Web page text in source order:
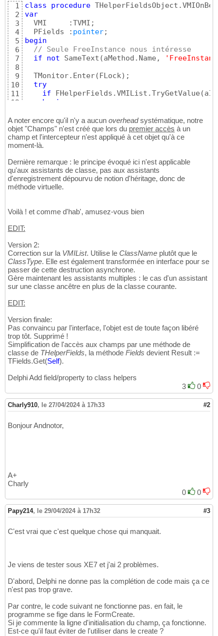
17
18
19
20
21
22
23
24
25
26
27
30
31
32
33
if
not FHelperFields.VMIList.TryGetValue
      VMI.RefCount    :=
VMI.Interceptor :=
VMI.Interceptor.OnBefore :=
end
else inc( VMI.RefCount ) ;
// Liaison entre l'objet et
    VMI.Interceptor.Proxify
finally
    TMonitor.Exit
(FLock );
end
1
2
3
4
5
6
7
8
9
10
11
12
14
15
16
17
19
20
21
22
24
25
26
27
28
29
30
31
32
33
35
37
38
39
40
class procedure
var
  VMI     :TVMI;
  PFields :
pointer
begin
// Seule FreeInstance nous intéresse
if
not SameText (aMethod.Name,
  TMonitor.Enter
( FLock) ;
try
if FHelperFields.VMIList.TryGetValue (
begin
      VMI.Interceptor.Unproxify
(aInstance
      dec
(VMI.RefCount);
begin
        FHelperFields.VMIList.Remove
        AsynFree
(VMI.Interceptor);
end
      FHelperFields.ObjectList.Remove
(
TObject(PFields).Free;
end;
// Libération du manager si plus utilisé
      FreeAndNil
finally
    TMonitor.Exit
( FLock);
end
end;
A noter encore qu'il n'y a aucun overheadsystématique, notre
objet "Champs" n'est créé que lors du premier accès à un
champ et l'intercepteur n'est appliqué à cet objet qu'à ce
moment-là.
Dernière remarque : le principe évoqué ici n'est applicable
qu'aux assistants de classe, pas aux assistants
d'enregistrement dépourvu de notion d'héritage, donc de
méthode virtuelle.
Voilà ! et comme d'hab', amusez-vous bien
EDIT:
Version 2:
Correction sur la VMIList. Utilise le ClassName plutôt que le
ClassType. Elle est également transformée en interface pour se
passer de cette destruction asynchrone.
Gère maintenant les assistants multiples : le cas d'un assistant
sur une classe ancêtre en plus de la classe courante.
EDIT:
Version finale:
Pas convaincu par l'interface, l'objet est de toute façon libéré
trop tôt. Supprimé !
Simplification de l'accès aux champs par une méthode de
classe de THelperFields, la méthode Fields devient Result :=
TFields.Get(Self).
Delphi Add field/property to class helpers
3
0
Charly910, le 27/04/2024 à 17h33 #2
Bonjour Andnotor,
A+
Charly
0
0
Papy214, le 29/04/2024 à 17h32 #3
C'est vrai que c'est quelque chose qui manquait.
Je viens de tester sous XE7 et j'ai 2 problèmes.
D'abord, Delphi ne donne pas la complétion de code mais ça ce
n'est pas trop grave.
Par contre, le code suivant ne fonctionne pas. en fait, le
programme se fige dans le FormCreate.
Si je commente la ligne d'initialisation du champ, ça fonctionne.
Est-ce qu'il faut éviter de l'utiliser dans le create ?